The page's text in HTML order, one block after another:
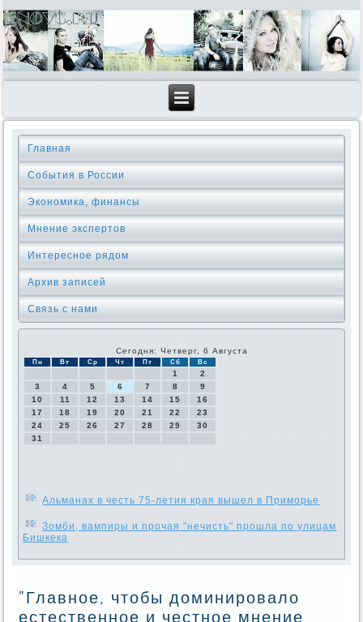
Главная
События в России
Экономика, финансы
Мнение экспертов
Интересное рядом
Архив записей
Связь с нами
Сегодня: Четверг, 6 Августа
Пн Вт Ср Чт Пт Сб Вс
1
2
3
4 5 6 7 8
9
10
11 12 13 14 15
16
17
18 19 20 21 22
23
24
25 26 27 28 29
30
31
Альманах в честь 75-летия края вышел в Приморье
Зомби, вампиры и прочая "нечисть" прошла по улицам
Бишкека
"Главное, чтобы доминировало
естественное и честное мнение